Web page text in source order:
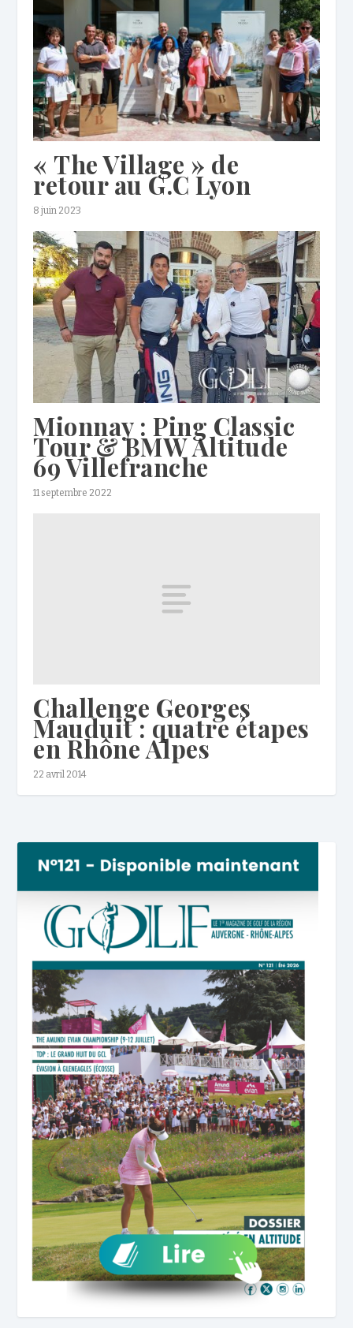
« The Village » de
retour au G.C Lyon
8 juin 2023
Mionnay : Ping Classic
Tour & BMW Altitude
69 Villefranche
11 septembre 2022
Challenge Georges
Mauduit : quatre étapes
en Rhône Alpes
22 avril 2014